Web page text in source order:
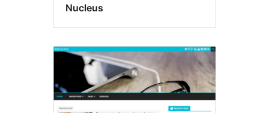
Nucleus